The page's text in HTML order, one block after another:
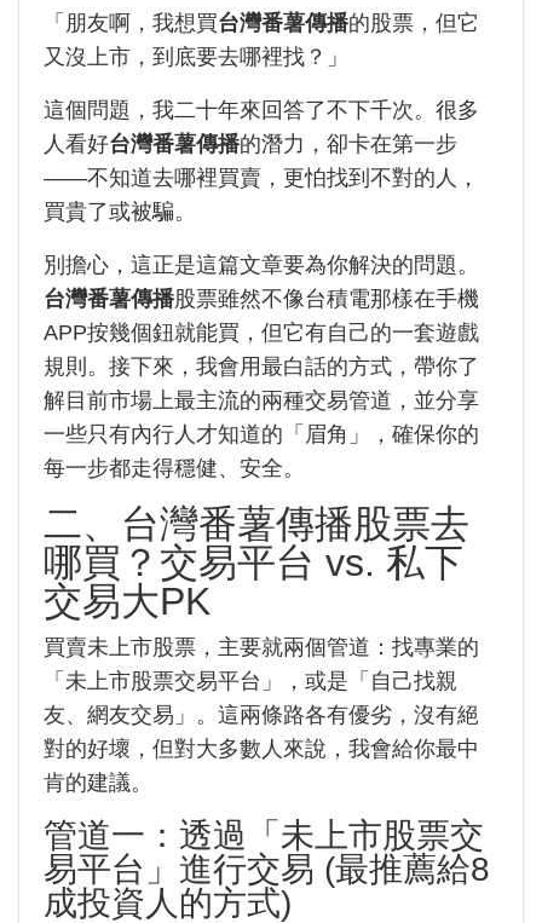
「朋友啊，我想買台灣番薯傳播的股票，但它
又沒上市，到底要去哪裡找？」
這個問題，我二十年來回答了不下千次。很多
人看好台灣番薯傳播的潛力，卻卡在第一步
——不知道去哪裡買賣，更怕找到不對的人，
買貴了或被騙。
別擔心，這正是這篇文章要為你解決的問題。
台灣番薯傳播股票雖然不像台積電那樣在手機
APP按幾個鈕就能買，但它有自己的一套遊戲
規則。接下來，我會用最白話的方式，帶你了
解目前市場上最主流的兩種交易管道，並分享
一些只有內行人才知道的「眉角」，確保你的
每一步都走得穩健、安全。
二、台灣番薯傳播股票去
哪買？交易平台 vs. 私下
交易大PK
買賣未上市股票，主要就兩個管道：找專業的
「未上市股票交易平台」，或是「自己找親
友、網友交易」。這兩條路各有優劣，沒有絕
對的好壞，但對大多數人來說，我會給你最中
肯的建議。
管道一：透過「未上市股票交
易平台」進行交易 (最推薦給8
成投資人的方式)